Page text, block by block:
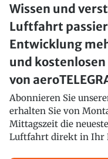
Wissen und
Luftfahrt
Entwicklung
und
von
Abonnieren Sie
erhalten Sie von
Mittagszeit die
Luftfahrt direkt in Ihr